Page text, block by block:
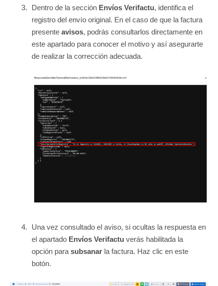
Dentro de la sección Envíos Verifactu, identifica el
registro del envío original. En el caso de que la factura
presente avisos, podrás consultarlos directamente en
este apartado para conocer el motivo y así asegurarte
de realizar la corrección adecuada.
Una vez consultado el aviso, si ocultas la respuesta en
el apartado Envíos Verifactu verás habilitada la
opción parasubsanar la factura. Haz clic en este
botón.